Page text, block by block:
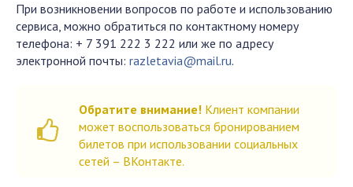
При возникновении вопросов по работе и использованию
сервиса, можно обратиться по контактному номеру
телефона: + 7 391 222 3 222 или же по адресу
электронной почты: razletavia@mail.ru.
Обратите внимание! Клиент компании
может воспользоваться бронированием
билетов при использовании социальных
сетей – ВКонтакте.